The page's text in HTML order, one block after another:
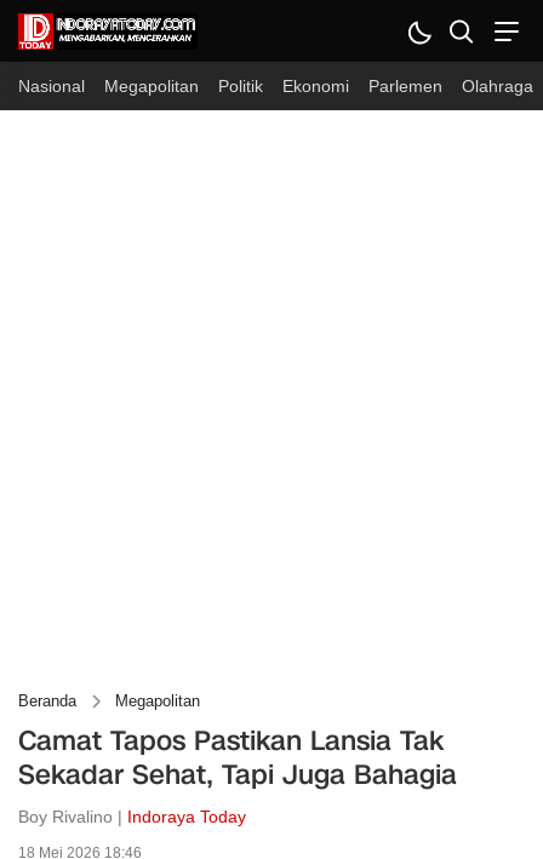
Nasional Megapolitan Politik Ekonomi Parlemen Olahraga
Beranda Megapolitan
Camat Tapos Pastikan Lansia Tak
Sekadar Sehat, Tapi Juga Bahagia
Boy Rivalino | Indoraya Today
18 Mei 2026 18:46